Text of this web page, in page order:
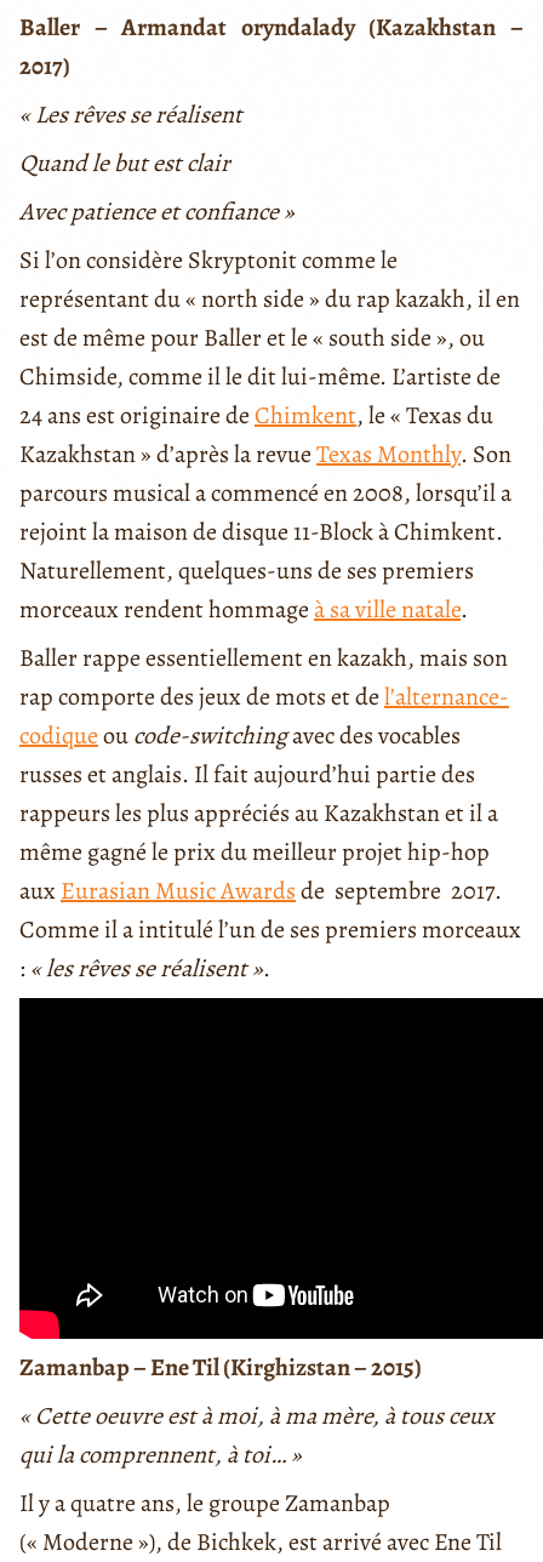
Baller – Armandat oryndalady (Kazakhstan –
2017)
« Les rêves se réalisent
Quand le but est clair
Avec patience et confiance »
Si l’on considère Skryptonit comme le
représentant du « north side » du rap kazakh, il en
est de même pour Baller et le « south side », ou
Chimside, comme il le dit lui-même. L’artiste de
24 ans est originaire deChimkent, le « Texas du
Kazakhstan » d’après la revueTexas Monthly. Son
parcours musical a commencé en 2008, lorsqu’il a
rejoint la maison de disque 11-Block à Chimkent.
Naturellement, quelques-uns de ses premiers
morceaux rendent hommageà sa ville natale.
Baller rappe essentiellement en kazakh, mais son
rap comporte des jeux de mots et del’alternance-
codiqueoucode-switchingavec des vocables
russes et anglais. Il fait aujourd’hui partie des
rappeurs les plus appréciés au Kazakhstan et il a
même gagné le prix du meilleur projet hip-hop
auxEurasian Music Awardsde septembre 2017.
Comme il a intitulé l’un de ses premiers morceaux
: « les rêves se réalisent ».
Zamanbap – Ene Til (Kirghizstan – 2015)
« Cette oeuvre est à moi, à ma mère, à tous ceux
qui la comprennent, à toi… »
Il y a quatre ans, le groupe Zamanbap
(« Moderne »), de Bichkek, est arrivé avec Ene Til